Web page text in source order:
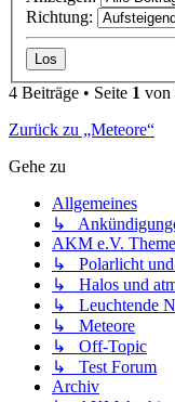
Richtung:
4 Beiträge • Seite 1 von
Zurück zu „Meteore“
Gehe zu
Allgemeines
↳
AKM e.V.
↳ Polarlicht und
↳ Halos und
↳ Leuchtende
↳ Meteore
↳ Off-Topic
↳ Test Forum
Archiv